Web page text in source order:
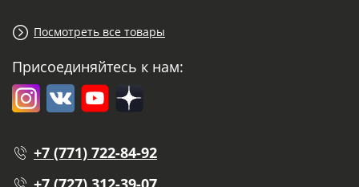
Посмотреть все товары
Присоединяйтесь к нам:
+7 (771) 722-84-92